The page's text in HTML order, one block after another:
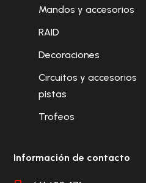
Mandos y accesorios
RAID
Decoraciones
Circuitos y accesorios
pistas
Trofeos
Información de contacto